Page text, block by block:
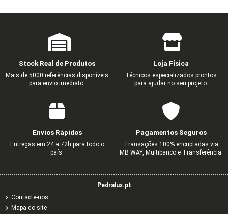
Stock Real de Produtos
Mais de 5000 referências disponíveis
para envio imediato.
Loja Física
Técnicos especializados prontos
para ajudar no seu projeto.
Envios Rápidos
Entregas em 24 a 72h para todo o
país.
Pagamentos Seguros
Transações 100% encriptadas via
MB WAY, Multibanco e Transferência.
Pedralux.pt
Contacte-nos
Mapa do site